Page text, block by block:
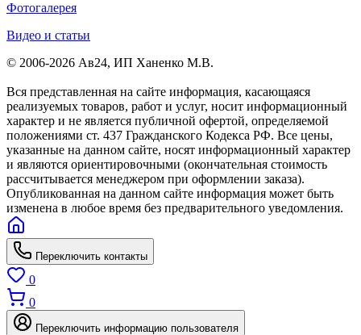
Фотогалерея
Видео и статьи
© 2006-2026 Ав24, ИП Ханенко М.В.
Вся представленная на сайте информация, касающаяся
реализуемых товаров, работ и услуг, носит информационный
характер и не является публичной офертой, определяемой
положениями ст. 437 Гражданского Кодекса РФ. Все цены,
указанные на данном сайте, носят информационный характер
и являются ориентировочными (окончательная стоимость
рассчитывается менеджером при оформлении заказа).
Опубликованная на данном сайте информация может быть
изменена в любое время без предварительного уведомления.
Переключить контакты
0
0
Переключить информацию пользователя